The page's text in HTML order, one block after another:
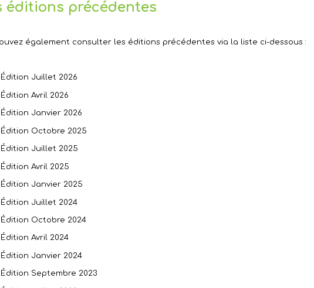
éditions précédentes
également consulter les éditions précédentes via la liste ci-dessous :
Édition Juillet 2026
Édition Avril 2026
Édition Janvier 2026
Édition Octobre 2025
Édition Juillet 2025
Édition Avril 2025
Édition Janvier 2025
Édition Juillet 2024
Édition Octobre 2024
Édition Avril 2024
Édition Janvier 2024
Édition Septembre 2023